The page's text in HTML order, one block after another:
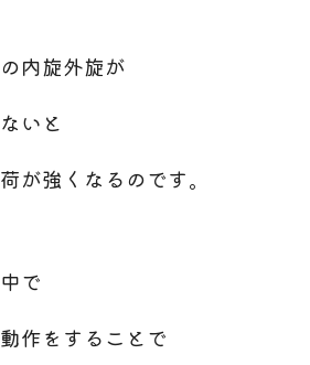
内旋外旋が
いと
が強くなるのです。
で
作をすることで